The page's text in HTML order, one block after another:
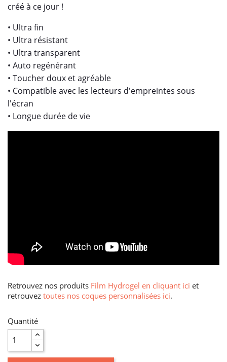
créé à ce jour !
• Ultra fin
• Ultra résistant
• Ultra transparent
• Auto regénérant
• Toucher doux et agréable
• Compatible avec les lecteurs d'empreintes sous
l'écran
• Longue durée de vie
Retrouvez nos produits Film Hydrogel en cliquant ici et
retrouvez toutes nos coques personnalisées ici.
Quantité